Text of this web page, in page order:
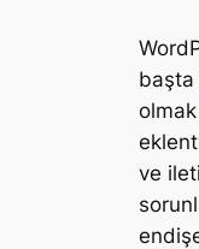
başta
ve